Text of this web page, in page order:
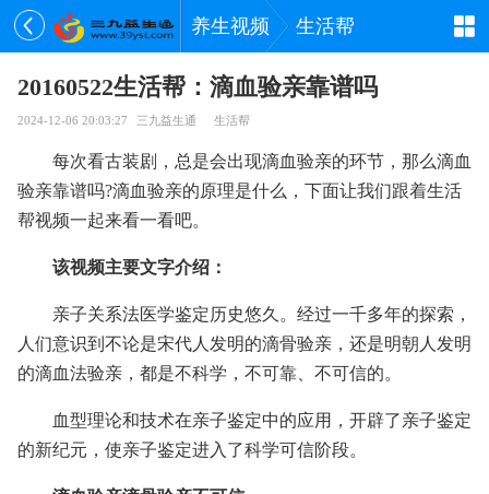
养生视频 生活帮
20160522生活帮：滴血验亲靠谱吗
2024-12-06 20:03:27 三九益生通 生活帮
每次看古装剧，总是会出现滴血验亲的环节，那么滴血
验亲靠谱吗?滴血验亲的原理是什么，下面让我们跟着生活
帮视频一起来看一看吧。
该视频主要文字介绍：
亲子关系法医学鉴定历史悠久。经过一千多年的探索，
人们意识到不论是宋代人发明的滴骨验亲，还是明朝人发明
的滴血法验亲，都是不科学，不可靠、不可信的。
血型理论和技术在亲子鉴定中的应用，开辟了亲子鉴定
的新纪元，使亲子鉴定进入了科学可信阶段。